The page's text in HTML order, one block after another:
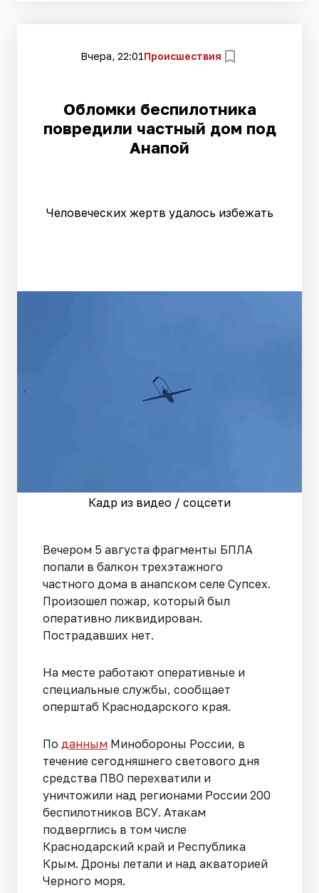
Вчера, 22:01Происшествия
Обломки беспилотника
повредили частный дом под
Анапой
Человеческих жертв удалось избежать
Кадр из видео / соцсети
Вечером 5 августа фрагменты БПЛА
попали в балкон трехэтажного
частного дома в анапском селе Супсех.
Произошел пожар, который был
оперативно ликвидирован.
Пострадавших нет.
На месте работают оперативные и
специальные службы, сообщает
оперштаб Краснодарского края.
По данным Минобороны России, в
течение сегодняшнего светового дня
средства ПВО перехватили и
уничтожили над регионами России 200
беспилотников ВСУ. Атакам
подверглись в том числе
Краснодарский край и Республика
Крым. Дроны летали и над акваторией
Черного моря.